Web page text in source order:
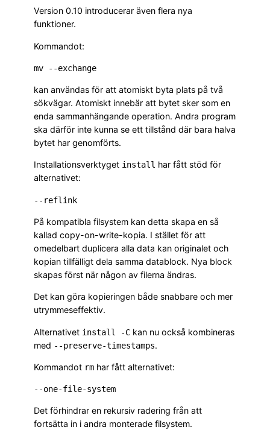
Version 0.10 introducerar även flera nya
funktioner.
Kommandot:
kan användas för att atomiskt byta plats på två
sökvägar. Atomiskt innebär att bytet sker som en
enda sammanhängande operation. Andra program
ska därför inte kunna se ett tillstånd där bara halva
bytet har genomförts.
Installationsverktyget install har fått stöd för
alternativet:
På kompatibla filsystem kan detta skapa en så
kallad copy-on-write-kopia. I stället för att
omedelbart duplicera alla data kan originalet och
kopian tillfälligt dela samma datablock. Nya block
skapas först när någon av filerna ändras.
Det kan göra kopieringen både snabbare och mer
utrymmeseffektiv.
Alternativet install -C kan nu också kombineras
med --preserve-timestamps.
Kommandot rm har fått alternativet:
Det förhindrar en rekursiv radering från att
fortsätta in i andra monterade filsystem.